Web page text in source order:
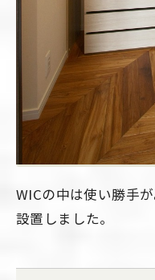
WICの中は使い勝手
設置しました。